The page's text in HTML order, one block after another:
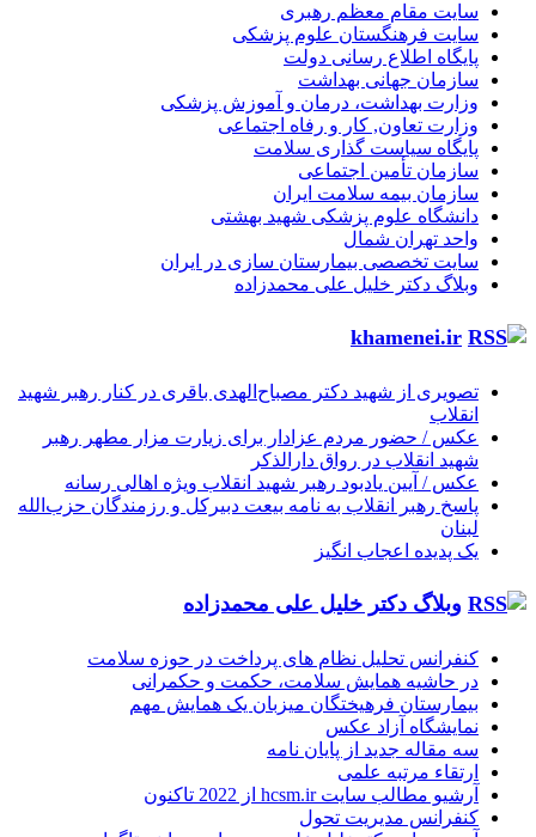
سایت مقام معظم رهبری
سایت فرهنگستان علوم پزشکی
پایگاه اطلاع رسانی دولت
سازمان جهانی بهداشت
وزارت بهداشت، درمان و آموزش پزشکی
وزارت تعاون, کار و رفاه اجتماعی
پایگاه سیاست گذاری سلامت
سازمان تأمین اجتماعی
سازمان بیمه سلامت ایران
دانشگاه علوم پزشکی شهید بهشتی
واحد تهران شمال
سایت تخصصی بیمارستان سازی در ایران
وبلاگ دکتر خلیل علی محمدزاده
khamenei.ir
تصویری از شهید دکتر مصباح‌الهدی باقری در کنار رهبر شهید
انقلاب
عکس / حضور مردم عزادار برای زیارت مزار مطهر رهبر
شهید انقلاب در رواق دارالذکر
عکس / آیین یادبود رهبر شهید انقلاب ویژه اهالی رسانه
پاسخ رهبر انقلاب به نامه بیعت دبیرکل و رزمندگان حزب‌الله
لبنان
یک پدیده اعجاب انگیز
وبلاگ دکتر خلیل علی محمدزاده
کنفرانس تحلیل نظام های پرداخت در حوزه سلامت
در حاشیه همایش سلامت، حکمت و حکمرانی
بیمارستان فرهیختگان میزبان یک همایش مهم
نمایشگاه آزاد عکس
سه مقاله جدید از پایان نامه
ارتقاء مرتبه علمی
آرشیو مطالب سایت hcsm.ir از 2022 تاکنون
کنفرانس مدیریت تحول